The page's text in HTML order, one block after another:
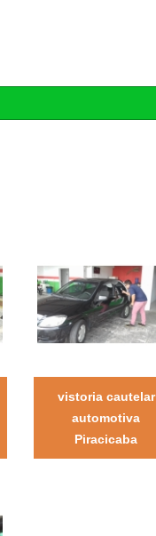
vistoria cautelar
automotiva
Piracicaba